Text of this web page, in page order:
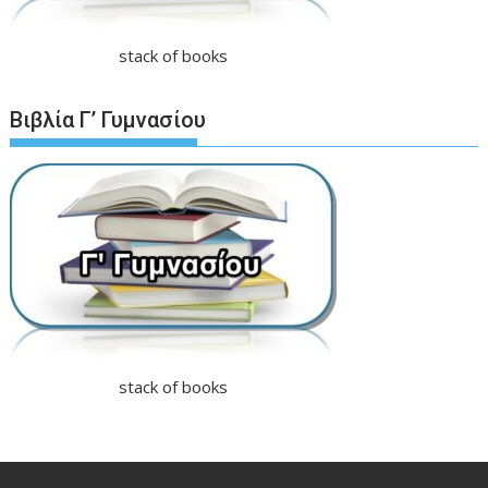
stack of books
Βιβλία Γ’ Γυμνασίου
stack of books